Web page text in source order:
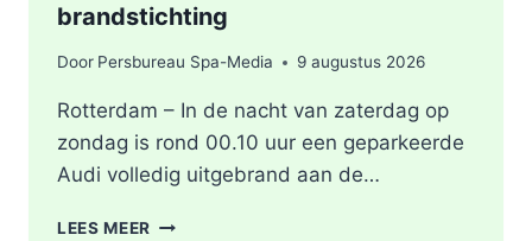
brandstichting
Door Persbureau Spa-Media 9 augustus 2026
Rotterdam – In de nacht van zaterdag op
zondag is rond 00.10 uur een geparkeerde
Audi volledig uitgebrand aan de…
LEES MEER AUDI